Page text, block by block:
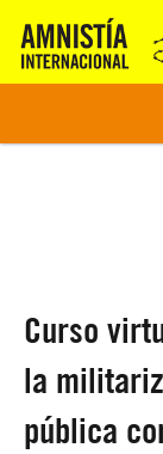
Curso
la
pública